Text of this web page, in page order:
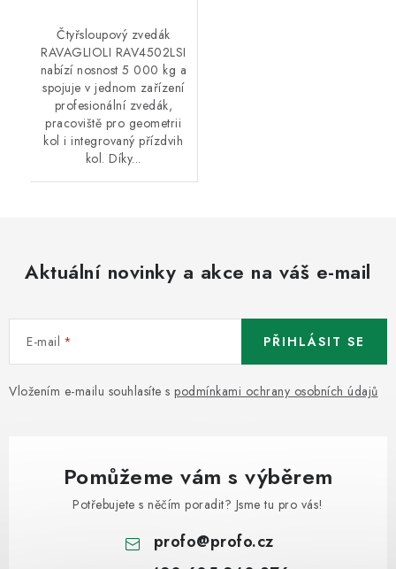
Čtyřsloupový zvedák
RAVAGLIOLI RAV4502LSI
nabízí nosnost 5 000 kg a
spojuje v jednom zařízení
profesionální zvedák,
pracoviště pro geometrii
kol i integrovaný přízdvih
kol. Díky...
Aktuální novinky a akce na váš e-mail
E-mail
Vložením e-mailu souhlasíte s podmínkami ochrany osobních údajů
PŘIHLÁSIT SE
Pomůžeme vám s výběrem
Potřebujete s něčím poradit? Jsme tu pro vás!
profo@profo.cz